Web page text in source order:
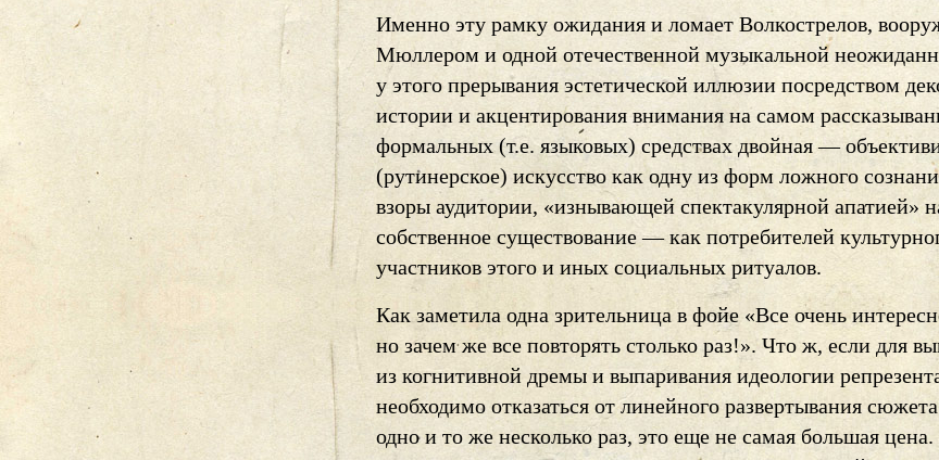
Именно эту рамку ожидания и ломает Волкострелов,
Мюллером и одной отечественной музыкальной
у этого прерывания эстетической иллюзии посредством
истории и акцентирования внимания на самом
формальных (т.е. языковых) средствах двойная —
(рутинерское) искусство как одну из форм ложного
взоры аудитории, «изнывающей спектакулярной апатией»
собственное существование — как потребителей
участников этого и иных социальных ритуалов.
Как заметила одна зрительница в фойе «Все очень
но зачем же все повторять столько раз!». Что ж, если для
из когнитивной дремы и выпаривания идеологии
необходимо отказаться от линейного развертывания
одно и то же несколько раз, это еще не самая большая